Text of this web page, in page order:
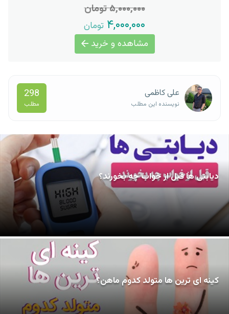
۵,۰۰۰,۰۰۰ تومان
۴,۰۰۰,۰۰۰ تومان
مشاهده و خرید
علی کاظمی
نویسنده این مطلب
298
مطلب
دیابتی ها قبل از خواب چه بخورند؟
کینه ای ترین ها متولد کدوم ماهن؟